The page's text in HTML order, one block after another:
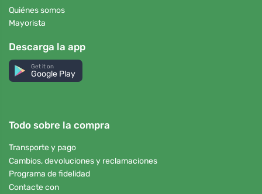
Quiénes somos
Mayorista
Descarga la app
Get it on
Google Play
Todo sobre la compra
Transporte y pago
Cambios, devoluciones y reclamaciones
Programa de fidelidad
Contacte con